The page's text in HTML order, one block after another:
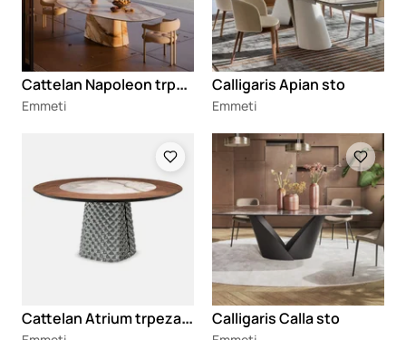
C
attelan Napoleon trpezarijski sto
Emmeti
Calligaris Apian sto
Emmeti
C
attelan Atrium trpezarijski sto
Loading
Calligaris Calla sto